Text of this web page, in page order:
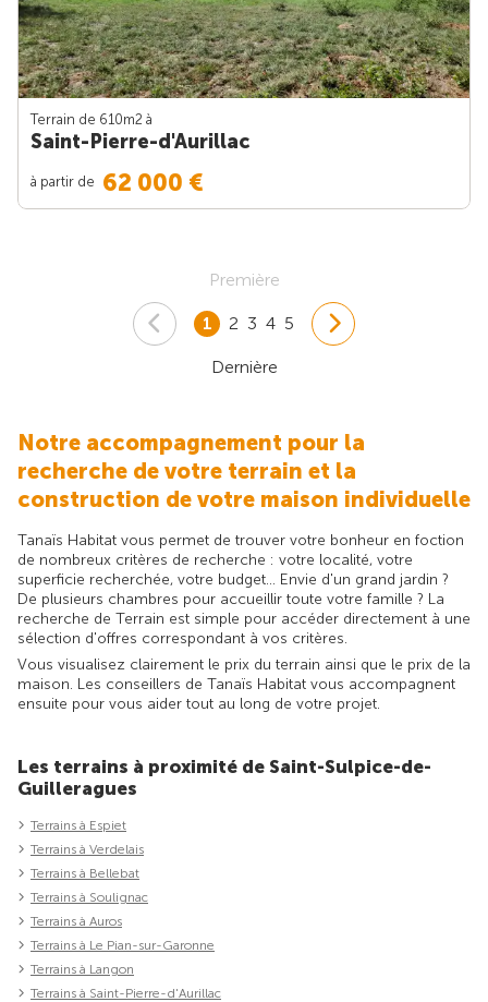
Terrain de 610m2 à
Saint-Pierre-d'Aurillac
à partir de 62 000 €
Première
1 2 3 4 5
Dernière
Notre accompagnement pour la
recherche de votre terrain et la
construction de votre maison individuelle
Tanaïs Habitat vous permet de trouver votre bonheur en foction
de nombreux critères de recherche : votre localité, votre
superficie recherchée, votre budget... Envie d'un grand jardin ?
De plusieurs chambres pour accueillir toute votre famille ? La
recherche de Terrain est simple pour accéder directement à une
sélection d'offres correspondant à vos critères.
Vous visualisez clairement le prix du terrain ainsi que le prix de la
maison. Les conseillers de Tanaïs Habitat vous accompagnent
ensuite pour vous aider tout au long de votre projet.
Les terrains à proximité de Saint-Sulpice-de-
Guilleragues
Terrains à Espiet
Terrains à Verdelais
Terrains à Bellebat
Terrains à Soulignac
Terrains à Auros
Terrains à Le Pian-sur-Garonne
Terrains à Langon
Terrains à Saint-Pierre-d'Aurillac